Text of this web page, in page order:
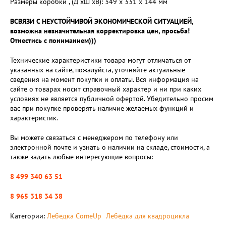
ВСВЯЗИ С НЕУСТОЙЧИВОЙ ЭКОНОМИЧЕСКОЙ СИТУАЦИЕЙ,
возможна незначительная корректировка цен, просьба!
Отнестись с пониманием)))
Технические характеристики товара могут отличаться от
указанных на сайте, пожалуйста, уточняйте актуальные
сведения на момент покупки и оплаты. Вся информация на
сайте о товарах носит справочный характер и ни при каких
условиях не является публичной офертой. Убедительно просим
вас при покупке проверять наличие желаемых функций и
характеристик.
Вы можете связаться с менеджером по телефону или
электронной почте и узнать о наличии на складе, стоимости, а
также задать любые интересующие вопросы:
8 499 340 63 51
8 965 318 34 38
Категории: Лебедка ComeUp Лебёдка для квадроцикла